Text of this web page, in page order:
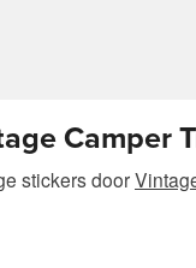
Camper
stickersdoor